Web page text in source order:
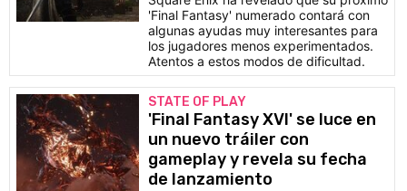
'Final Fantasy' numerado contará con
algunas ayudas muy interesantes para
los jugadores menos experimentados.
Atentos a estos modos de dificultad.
STATE OF PLAY
'Final Fantasy XVI' se luce en
un nuevo tráiler con
gameplay y revela su fecha
de lanzamiento